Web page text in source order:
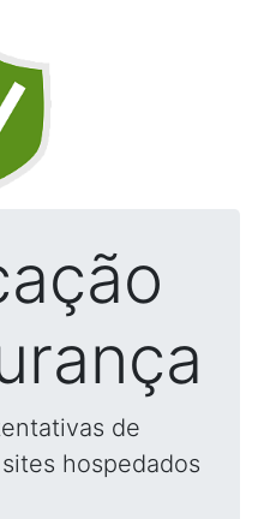
de
hospedados